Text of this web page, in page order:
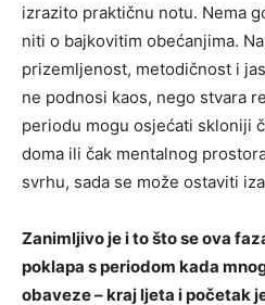
izrazito praktičnu notu. Nema
niti o bajkovitim obećanjima.
prizemljenost, metodičnost i
ne podnosi kaos, nego stvara
periodu mogu osjećati skloniji
doma ili čak mentalnog
svrhu, sada se može ostaviti
Zanimljivo je i to što se ova
poklapa s periodom kada
obaveze – kraj ljeta i početak